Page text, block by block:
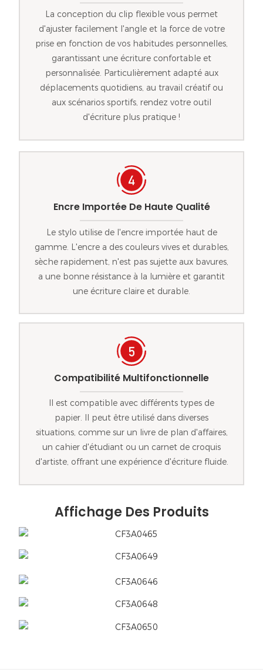
La conception du clip flexible vous permet
d'ajuster facilement l'angle et la force de votre
prise en fonction de vos habitudes personnelles,
garantissant une écriture confortable et
personnalisée. Particulièrement adapté aux
déplacements quotidiens, au travail créatif ou
aux scénarios sportifs, rendez votre outil
d'écriture plus pratique !
Encre Importée De Haute Qualité
Le stylo utilise de l'encre importée haut de
gamme. L'encre a des couleurs vives et durables,
sèche rapidement, n'est pas sujette aux bavures,
a une bonne résistance à la lumière et garantit
une écriture claire et durable.
Compatibilité Multifonctionnelle
Il est compatible avec différents types de
papier. Il peut être utilisé dans diverses
situations, comme sur un livre de plan d'affaires,
un cahier d'étudiant ou un carnet de croquis
d'artiste, offrant une expérience d'écriture fluide.
Affichage Des Produits